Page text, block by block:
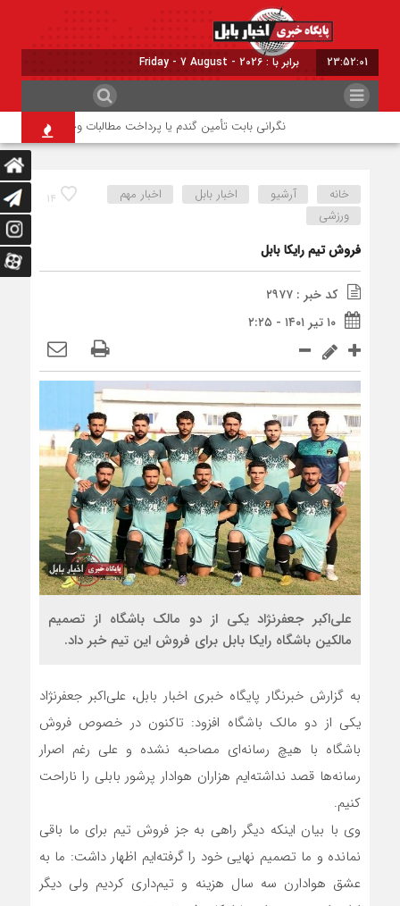
23:52:01 برابر با : Friday - 7 August - 2026
نگرانی بابت تأمین گندم یا پرداخت مطالبات وجود ندارد
۱۴ خانه آرشیو اخبار بابل
اخبار مهم
ورزشی
فروش تیم رایکا بابل
کد خبر : ۲۹۷۷
۱۰ تیر ۱۴۰۱ - ۲:۲۵
علی‌اکبر جعفرنژاد یکی از دو مالک باشگاه از تصمیم
مالکین باشگاه رایکا بابل برای فروش این تیم خبر داد.
به گزارش خبرنگار پایگاه خبری اخبار بابل، علی‌اکبر جعفرنژاد
یکی از دو مالک باشگاه افزود: تاکنون در خصوص فروش
باشگاه با هیچ رسانه‌ای مصاحبه نشده و علی رغم اصرار
رسانه‌‌ها قصد نداشته‌ایم هزاران هوادار پرشور بابلی را ناراحت
کنیم.
وی با بیان اینکه دیگر راهی به جز فروش تیم برای ما باقی
نمانده و ما تصمیم نهایی خود را گرفته‌ایم اظهار داشت: ما به
عشق هوادارن سه سال هزینه و تیم‌داری کردیم ولی دیگر